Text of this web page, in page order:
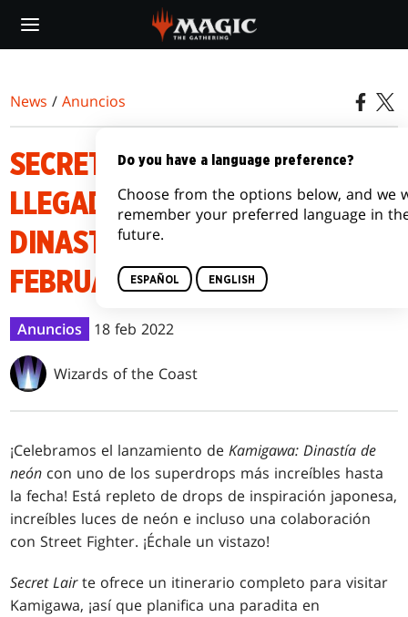
main
News /Anuncios
SECRET LAIR CELEBRA LA
LLEGADA DE KAMIGAWA:
DINASTÍA DE NEÓN CON EL
FEBRUARY 2022 SUPERDROP
Anuncios 18 feb 2022
Wizards of the Coast
¡Celebramos el lanzamiento deKamigawa: Dinastía de
neón con uno de los superdrops más increíbles hasta
la fecha! Está repleto de drops de inspiración japonesa,
increíbles luces de neón e incluso una colaboración
con Street Fighter. ¡Échale un vistazo!
Secret Lairte ofrece un itinerario completo para visitar
Kamigawa, ¡así que planifica una paradita en
Do you have a language preference?
Choose from the options below, and we
remember your preferred language in
future.
ESPAÑOL ENGLISH